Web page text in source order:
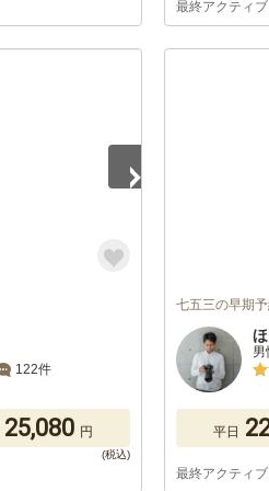
最終アクティ
122件
25,080 円
七五三の早期
平日
最終アクティ